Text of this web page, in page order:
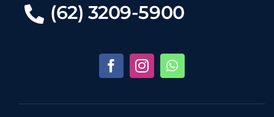
(62) 3209-5900